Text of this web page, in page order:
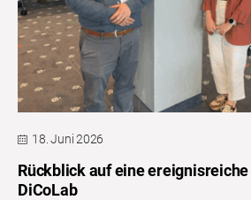
18. Juni 2026
Rückblick auf eine
DiCoLab